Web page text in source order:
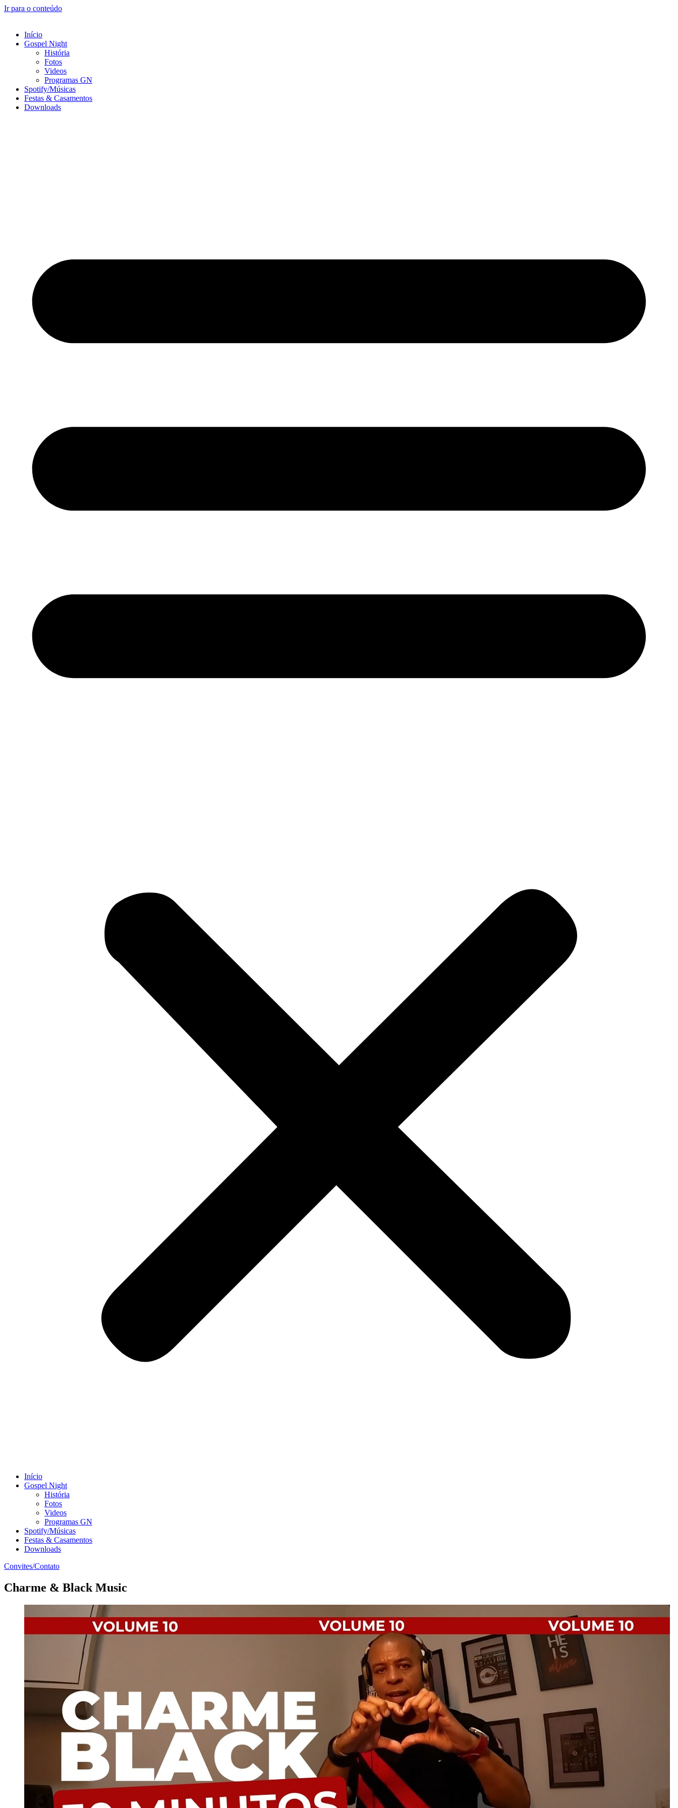
Ir para o conteúdo
Início
Gospel Night
História
Fotos
Videos
Programas GN
Spotify/Músicas
Festas & Casamentos
Downloads
Início
Gospel Night
História
Fotos
Videos
Programas GN
Spotify/Músicas
Festas & Casamentos
Downloads
Convites/Contato
Charme & Black Music